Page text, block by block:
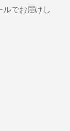
でお届けし